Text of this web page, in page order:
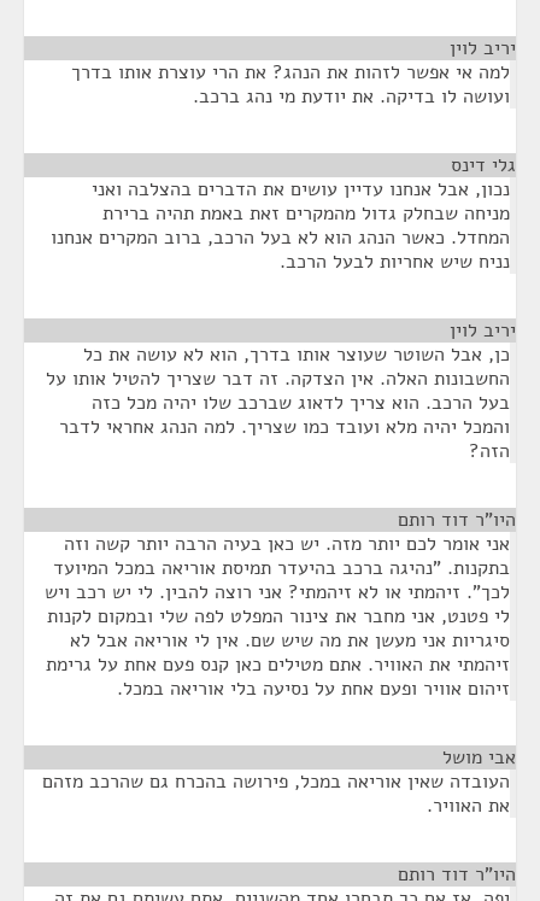
יריב לוין
למה אי אפשר לזהות את הנהג? את הרי עוצרת אותו בדרך
ועושה לו בדיקה. את יודעת מי נהג ברכב.
גלי דינס
נכון, אבל אנחנו עדיין עושים את הדברים בהצלבה ואני
מניחה שבחלק גדול מהמקרים זאת באמת תהיה ברירת
המחדל. כאשר הנהג הוא לא בעל הרכב, ברוב המקרים אנחנו
נניח שיש אחריות לבעל הרכב.
יריב לוין
כן, אבל השוטר שעוצר אותו בדרך, הוא לא עושה את כל
החשבונות האלה. אין הצדקה. זה דבר שצריך להטיל אותו על
בעל הרכב. הוא צריך לדאוג שברכב שלו יהיה מכל כזה
והמכל יהיה מלא ועובד כמו שצריך. למה הנהג אחראי לדבר
הזה?
היו"ר דוד רותם
אני אומר לכם יותר מזה. יש כאן בעיה הרבה יותר קשה וזה
בתקנות. "נהיגה ברכב בהיעדר תמיסת אוריאה במכל המיועד
לכך". זיהמתי או לא זיהמתי? אני רוצה להבין. לי יש רכב ויש
לי פטנט, אני מחבר את צינור המפלט לפה שלי ובמקום לקנות
סיגריות אני מעשן את מה שיש שם. אין לי אוריאה אבל לא
זיהמתי את האוויר. אתם מטילים כאן קנס פעם אחת על גרימת
זיהום אוויר ופעם אחת על נסיעה בלי אוריאה במכל.
אבי מושל
העובדה שאין אוריאה במכל, פירושה בהכרח גם שהרכב מזהם
את האוויר.
היו"ר דוד רותם